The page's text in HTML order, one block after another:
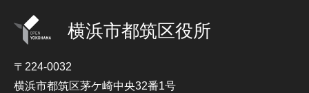
横浜市都筑区役所
〒224-0032
横浜市都筑区茅ケ崎中央32番1号